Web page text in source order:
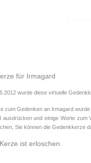
für Irmagard
wurde diese virtuelle
zum Gedenken an Irmagard
ausdrücken und einige Worte
Sie können die Gedenkkerze
ist erloschen.